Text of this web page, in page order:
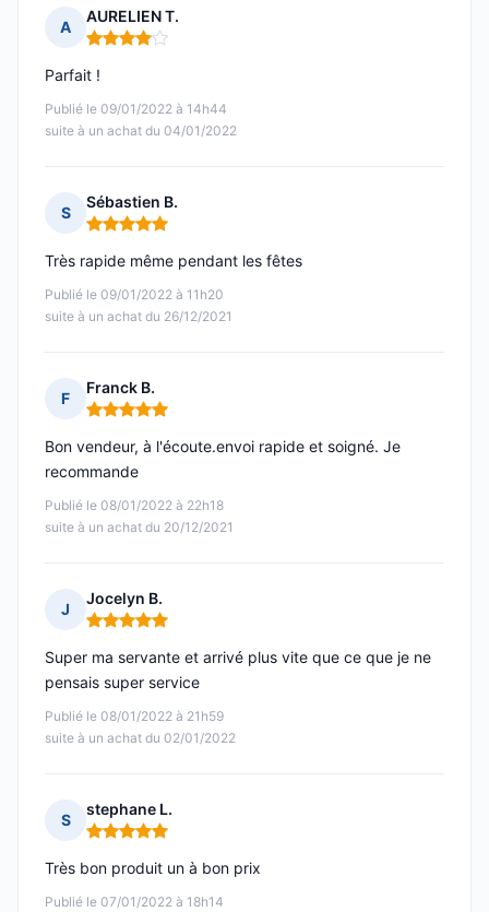
A
AURELIEN T.
Note : 4 sur 5
Publié le 09/01/2022 à 14h44
suite à un achat du 04/01/2022
Parfait !
S
Sébastien B.
Note : 5 sur 5
Publié le 09/01/2022 à 11h20
suite à un achat du 26/12/2021
Très rapide même pendant les fêtes
F
Franck B.
Note : 5 sur 5
Publié le 08/01/2022 à 22h18
suite à un achat du 20/12/2021
Bon vendeur, à l'écoute.envoi rapide et soigné. Je
recommande
J
Jocelyn B.
Note : 5 sur 5
Publié le 08/01/2022 à 21h59
suite à un achat du 02/01/2022
Super ma servante et arrivé plus vite que ce que je ne
pensais super service
S
stephane L.
Note : 5 sur 5
Publié le 07/01/2022 à 18h14
Très bon produit un à bon prix